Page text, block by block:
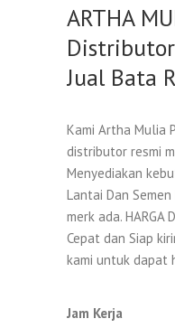
ARTHA
Jual Bata
Kami Artha Mulia
distributor resmi
Menyediakan
Lantai Dan Semen
merk ada. HARGA
Cepat dan Siap
kami untuk dapat
Jam Kerja